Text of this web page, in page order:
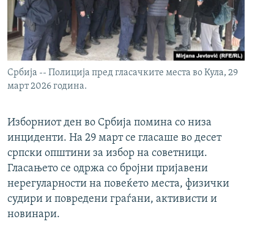
Србија -- Полиција пред гласачките места во Кула, 29
март 2026 година.
Изборниот ден во Србија помина со низа
инциденти. На 29 март се гласаше во десет
српски општини за избор на советници.
Гласањето се одржа со бројни пријавени
нерегуларности на повеќето места, физички
судири и повредени граѓани, активисти и
новинари.